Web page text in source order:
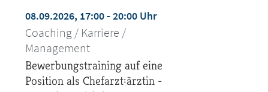
08.09.2026, 17:00 - 20:00 Uhr
Coaching / Karriere /
Management
Bewerbungstraining auf eine
Position als Chefarzt:ärztin -